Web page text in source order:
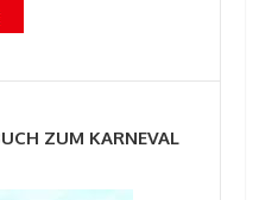
ZUM KARNEVAL